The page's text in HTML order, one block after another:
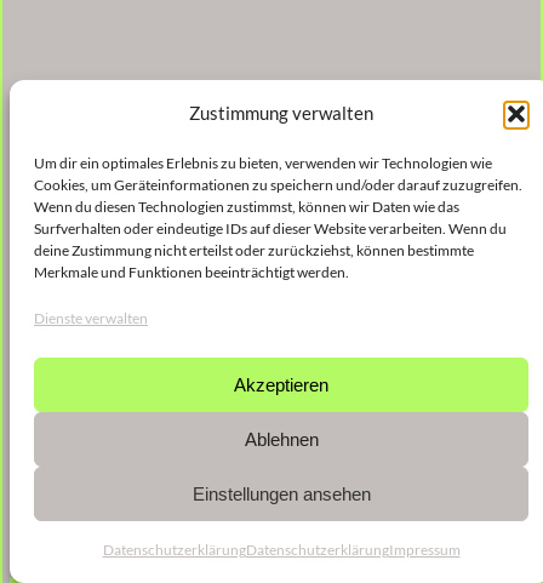
Zustimmung verwalten
Um dir ein optimales Erlebnis zu bieten, verwenden wir Technologien wie
Cookies, um Geräteinformationen zu speichern und/oder darauf zuzugreifen.
Wenn du diesen Technologien zustimmst, können wir Daten wie das
Surfverhalten oder eindeutige IDs auf dieser Website verarbeiten. Wenn du
deine Zustimmung nicht erteilst oder zurückziehst, können bestimmte
Merkmale und Funktionen beeinträchtigt werden.
Dienste verwalten
Akzeptieren
Ablehnen
Einstellungen ansehen
DatenschutzerklärungDatenschutzerklärungImpressum